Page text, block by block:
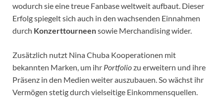
wodurch sie eine treue Fanbase weltweit aufbaut. Dieser
Erfolg spiegelt sich auch in den wachsenden Einnahmen
durch Konzerttourneensowie Merchandising wider.
Zusätzlich nutzt Nina Chuba Kooperationen mit
bekannten Marken, um ihr Portfoliozu erweitern und ihre
Präsenz in den Medien weiter auszubauen. So wächst ihr
Vermögen stetig durch vielseitige Einkommensquellen.